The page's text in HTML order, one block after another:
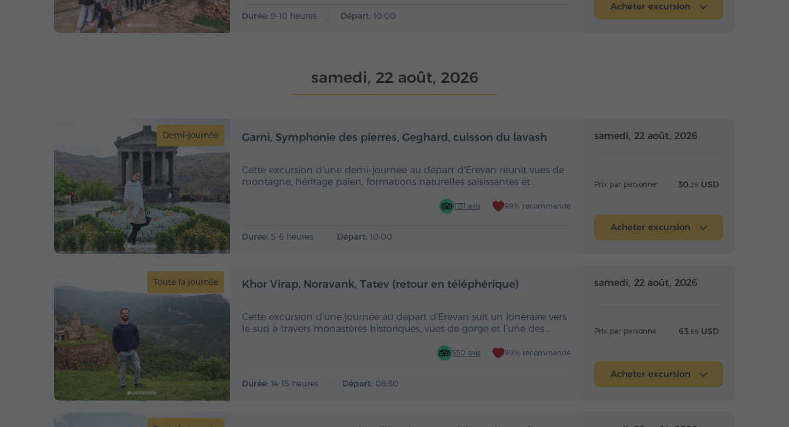
Durée: 9-10 heures Départ: 10:00
Acheter excursion
samedi, 22 août, 2026
Demi-journée Demi-journée Demi-journée Demi-journée
Garni, Symphonie des pierres, Geghard, cuisson du lavash
Cette excursion d'une demi-journée au départ d'Erevan réunit vues de
montagne, héritage païen, formations naturelles saisissantes et…
1131 avis 99% recommandé
Durée: 5-6 heures Départ: 10:00
samedi, 22 août, 2026
Prix par personne 30.25 USD
Acheter excursion
Toute la journée Toute la journée Toute la journée Toute la journée
Khor Virap, Noravank, Tatev (retour en téléphérique)
Cette excursion d'une journée au départ d'Erevan suit un itinéraire vers
le sud à travers monastères historiques, vues de gorge et l'une des…
550 avis 99% recommandé
Durée: 14-15 heures Départ: 08:30
samedi, 22 août, 2026
Prix par personne 63.55 USD
Acheter excursion